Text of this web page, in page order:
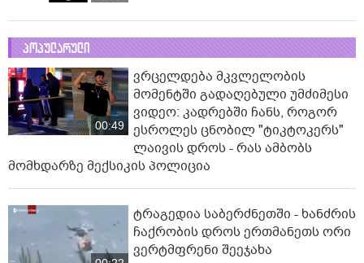
პოპულარული
00:49
ვრცელდება მკვლელობის
მომენტში გადაღებული უმძიმესი
ვიდეო: კადრებში ჩანს, როგორ
ესროლეს ცნობილ "ტიკტოკერს"
ლაივის დროს - რას ამბობს
მომხდარზე მექსიკის პოლიცია
ტრაგედია საბერძნეთში - ხანძრის
ჩაქრობის დროს ერთმანეთს ორი
ვერტმფრენი შეეჯახა